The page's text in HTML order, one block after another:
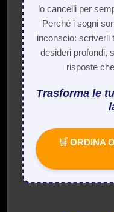
lo cancelli per
Perché i sogni
inconscio: scriverli
desideri profondi,
risposte
Trasforma le
🛒 ORDINA